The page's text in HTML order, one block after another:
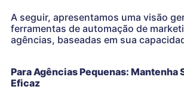
A seguir, apresentamos uma visão
ferramentas de automação de
agências, baseadas em sua
Para Agências Pequenas: Mantenha
Eficaz